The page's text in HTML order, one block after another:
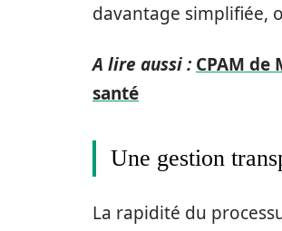
davantage simplifiée,
A lire aussi : CPAM
santé
Une gestion
La rapidité du